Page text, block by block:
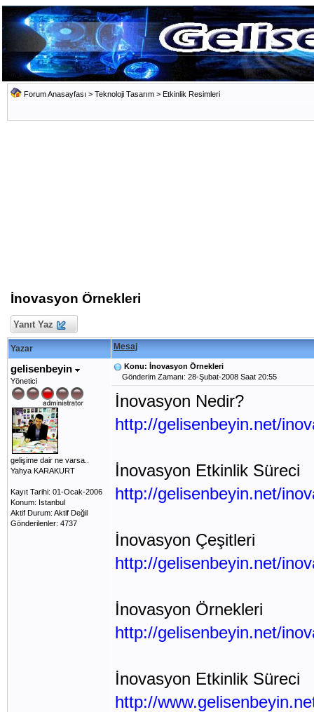
Forum Anasayfası > Teknoloji Tasarım > Etkinlik Resimleri
İnovasyon Örnekleri
Yanıt Yaz
Yazar Mesaj
gelisenbeyin
Yönetici
gelişime dair ne varsa..
Yahya KARAKURT
Kayıt Tarihi: 01-Ocak-2006
Konum: Istanbul
Aktif Durum: Aktif Değil
Gönderilenler: 4737
Konu: İnovasyon Örnekleri
Gönderim Zamanı: 28-Şubat-2008 Saat 20:55
İnovasyon Nedir?
http://gelisenbeyin.net/
İnovasyon Etkinlik Süreci
http://gelisenbeyin.net/
İnovasyon Çeşitleri
http://gelisenbeyin.net/
İnovasyon Örnekleri
http://gelisenbeyin.net/
İnovasyon Etkinlik Süreci
http://